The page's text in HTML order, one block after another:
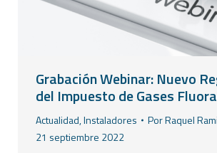
Grabación Webinar: Nuevo
del Impuesto de Gases
Actualidad,Instaladores PorRaquel
21 septiembre 2022